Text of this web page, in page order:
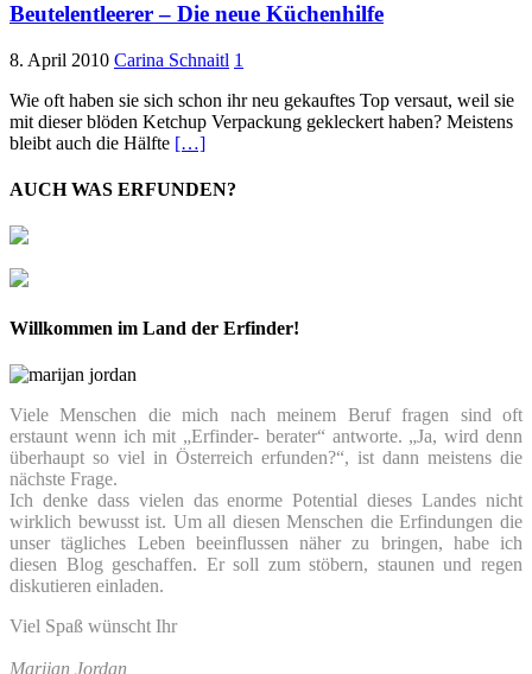
Beutelentleerer – Die neue Küchenhilfe
8. April 2010 Carina Schnaitl 1
Wie oft haben sie sich schon ihr neu gekauftes Top versaut, weil sie
mit dieser blöden Ketchup Verpackung gekleckert haben? Meistens
bleibt auch die Hälfte […]
AUCH WAS ERFUNDEN?
Willkommen im Land der Erfinder!
Viele Menschen die mich nach meinem Beruf fragen sind oft
erstaunt wenn ich mit „Erfinder- berater“ antworte. „Ja, wird denn
überhaupt so viel in Österreich erfunden?“, ist dann meistens die
nächste Frage.
Ich denke dass vielen das enorme Potential dieses Landes nicht
wirklich bewusst ist. Um all diesen Menschen die Erfindungen die
unser tägliches Leben beeinflussen näher zu bringen, habe ich
diesen Blog geschaffen. Er soll zum stöbern, staunen und regen
diskutieren einladen.
Viel Spaß wünscht Ihr
Marijan Jordan